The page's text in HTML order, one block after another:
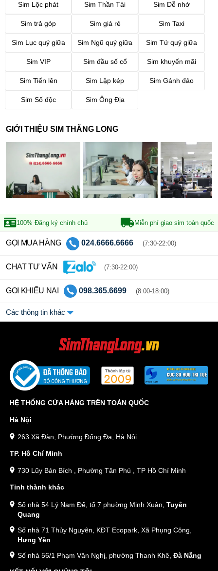
Sim Lộc phát Sim Thần Tài Sim Dễ nhớ
Sim trả góp Sim giá rẻ Sim Taxi
Sim Lục quý giữa Sim Ngũ quý giữa Sim Tứ quý giữa
Sim VIP Sim đầu số cổ Sim khuyến mãi
Sim Tiến lên Sim Lặp kép Sim Gánh đảo
Sim Số độc Sim Ông Địa
GIỚI THIỆU SIM THĂNG LONG
100% Đăng ký chính chủ Miễn phí giao sim toàn quốc
GỌI MUA HÀNG 024.6666.6666 (7:30-22:00)
CHAT TƯ VẤN (7:30-22:00)
GỌI KHIẾU NẠI 098.365.6699 (8:00-18:00)
Các thông tin khác
HỆ THỐNG CỬA HÀNG TRÊN TOÀN QUỐC
Hà Nội
263 Xã Đàn, Phường Đống Đa, Hà Nội
TP. Hồ Chí Minh
730 Lũy Bán Bích , Phường Tân Phú , TP Hồ Chí Minh
Tỉnh thành khác
Số nhà 54 Lý Nam Đế, tổ 7 phường Minh Xuân, Tuyên
Quang
Số nhà 71 Thủy Nguyên, KĐT Ecopark, Xã Phụng Công,
Hưng Yên
Số nhà 56/1 Phạm Văn Nghị, phường Thanh Khê, Đà Nẵng